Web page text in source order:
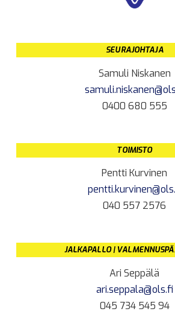
SEURAJOHTAJA
Samuli Niskanen
0400 680 555
TOIMISTO
Pentti Kurvinen
040 557 2576
JALKAPALLO |
Ari Seppälä
ari.seppala@ols.fi
045 734 545 94